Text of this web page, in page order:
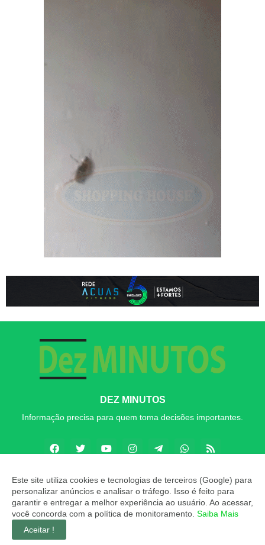
DEZ MINUTOS
Informação precisa para quem toma decisões importantes.
Copyright ©2026Dez MINUTOS
INÍCIO SOBRE CONTATO LGPD
EXPEDIENTE
EDITORIAL
Este site utiliza cookies e tecnologias de terceiros (Google) para
personalizar anúncios e analisar o tráfego. Isso é feito para
garantir e entregar a melhor experiência ao usuário. Ao acessar,
você concorda com a política de monitoramento. Saiba Mais
Aceitar !